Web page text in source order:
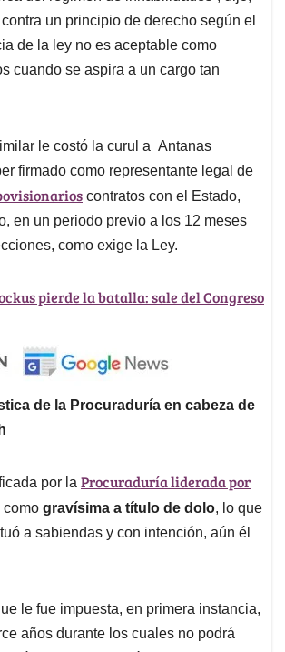
un principio de derecho según el
de la ley no es aceptable como
cuando se aspira a un cargo tan
le costó la curul a Antanas
firmado como representante legal de
contratos con el Estado,
en un periodo previo a los 12 meses
como exige la Ley.
pierde la batalla: sale del Congreso
de la Procuraduría en cabeza de
por la Procuraduría liderada por
como gravísima a título de dolo, lo que
a sabiendas y con intención, aún él
le fue impuesta, en primera instancia,
años durante los cuales no podrá